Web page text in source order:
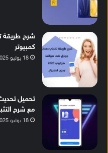
شرح
كمبيوتر
18 يوليو 2025
مع شرح
18 يوليو 2025